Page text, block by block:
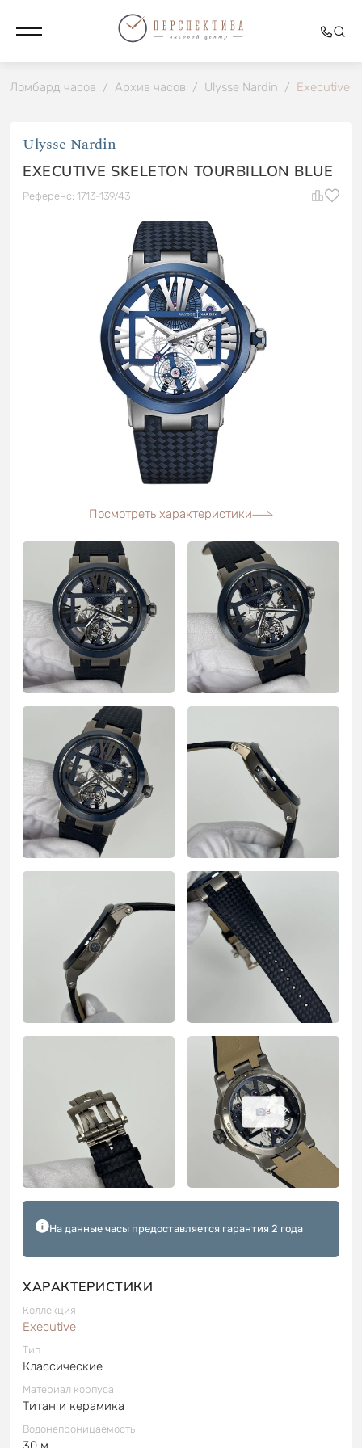
Ломбард часов / Архив часов / Ulysse Nardin / Executive
Ulysse Nardin
EXECUTIVE SKELETON TOURBILLON BLUE
Референс: 1713-139/43
Посмотреть характеристики
8
На данные часы предоставляется гарантия 2 года
ХАРАКТЕРИСТИКИ
Коллекция
Executive
Тип
Классические
Материал корпуса
Титан и керамика
Водонепроницаемость